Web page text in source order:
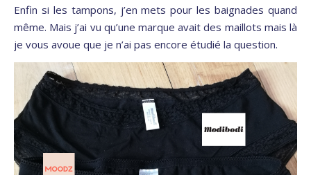
Enfin si les tampons, j’en mets pour les baignades quand
même. Mais j’ai vu qu’une marque avait des maillots mais là
je vous avoue que je n’ai pas encore étudié la question.